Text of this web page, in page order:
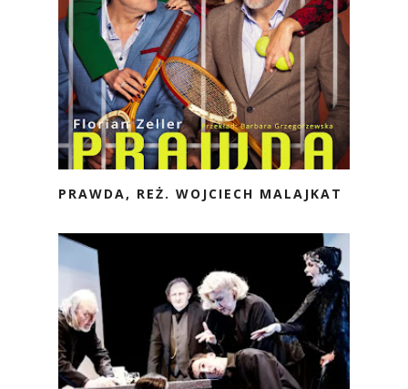
PRAWDA, REŻ. WOJCIECH MALAJKAT